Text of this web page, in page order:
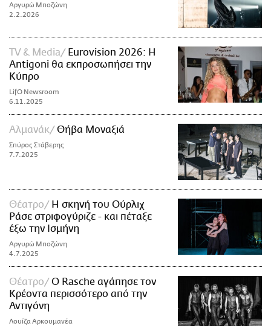
Αργυρώ Μποζώνη
2.2.2026
TV & Media
Eurovision 2026: Η
Antigoni θα εκπροσωπήσει την
Κύπρο
LifO Newsroom
6.11.2025
Αλμανάκ Θήβα Μοναξιά
Σπύρος Στάβερης
7.7.2025
Θέατρο
Η σκηνή του Ούρλιχ
Ράσε στριφογύριζε - και πέταξε
έξω την Ισμήνη
Αργυρώ Μποζώνη
4.7.2025
Θέατρο
Ο Rasche αγάπησε τον
Κρέοντα περισσότερο από την
Αντιγόνη
Λουίζα Αρκουμανέα